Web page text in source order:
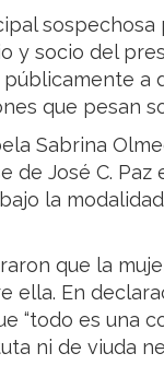
y socio del
públicamente a
que pesan
Sabrina
de José C.
la modalidad
que la
ella. En
“todo es una
ni de viuda